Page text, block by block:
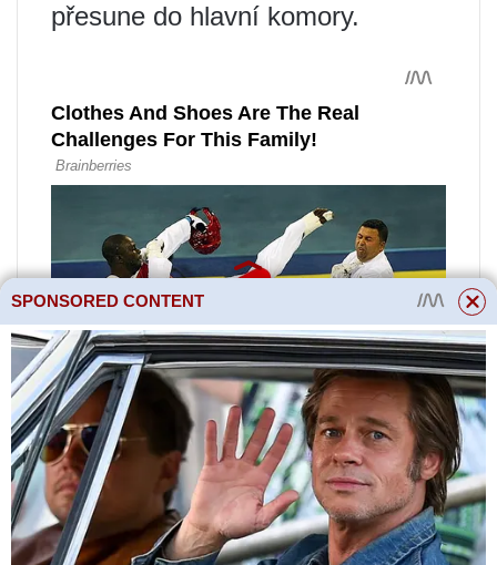
přesune do hlavní komory.
SPONSORED CONTENT